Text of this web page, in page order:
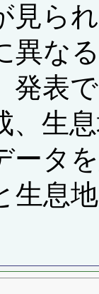
見ら
異な
発表
、生
ータ
生息